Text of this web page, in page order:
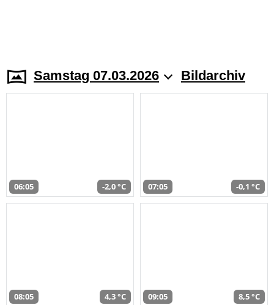
Samstag 07.03.2026 Bildarchiv
06:05 -2,0 °C 07:05 -0,1 °C
08:05 4,3 °C 09:05 8,5 °C